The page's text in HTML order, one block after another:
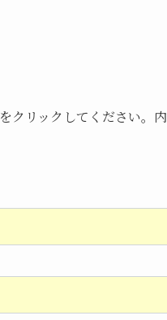
クリックしてください。内